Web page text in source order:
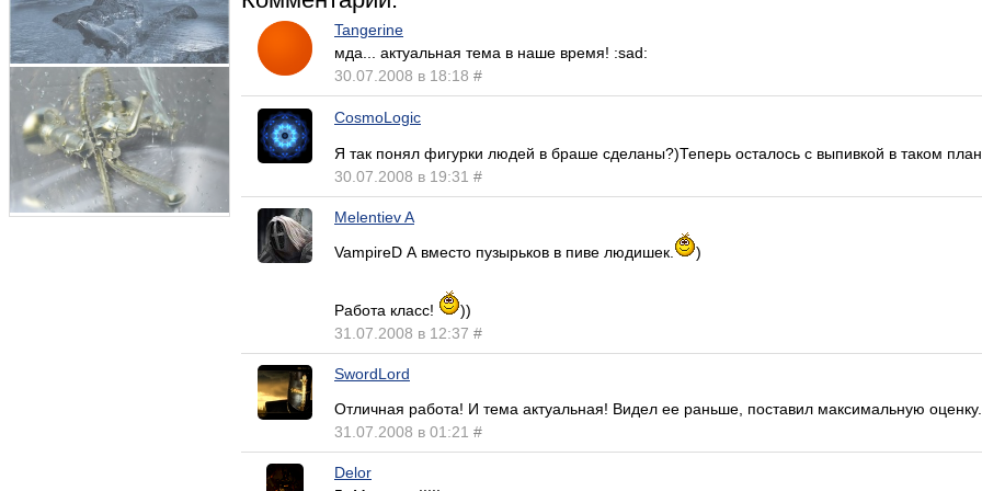
Tangerine
мда... актуальная тема в наше время! :sad:
30.07.2008 в 18:18 #
CosmoLogic
Я так понял фигурки людей в браше сделаны?)Теперь осталось с выпивкой в таком
30.07.2008 в 19:31 #
Melentiev A
VampireD А вместо пузырьков в пиве людишек.
)
Работа класс!
))
31.07.2008 в 12:37 #
SwordLord
Отличная работа! И тема актуальная! Видел ее раньше, поставил максимальную
31.07.2008 в 01:21 #
Delor